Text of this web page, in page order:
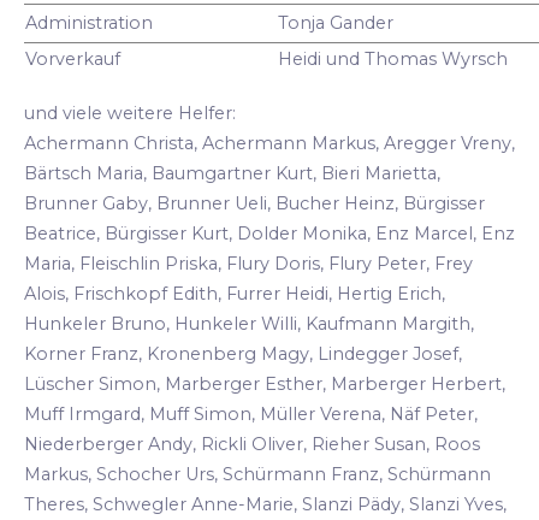
Administration
Tonja Gander
Vorverkauf
Heidi und Thomas Wyrsch
und viele weitere Helfer:
Achermann Christa, Achermann Markus, Aregger Vreny,
Bärtsch Maria, Baumgartner Kurt, Bieri Marietta,
Brunner Gaby, Brunner Ueli, Bucher Heinz, Bürgisser
Beatrice, Bürgisser Kurt, Dolder Monika, Enz Marcel, Enz
Maria, Fleischlin Priska, Flury Doris, Flury Peter, Frey
Alois, Frischkopf Edith, Furrer Heidi, Hertig Erich,
Hunkeler Bruno, Hunkeler Willi, Kaufmann Margith,
Korner Franz, Kronenberg Magy, Lindegger Josef,
Lüscher Simon, Marberger Esther, Marberger Herbert,
Muff Irmgard, Muff Simon, Müller Verena, Näf Peter,
Niederberger Andy, Rickli Oliver, Rieher Susan, Roos
Markus, Schocher Urs, Schürmann Franz, Schürmann
Theres, Schwegler Anne-Marie, Slanzi Pädy, Slanzi Yves,